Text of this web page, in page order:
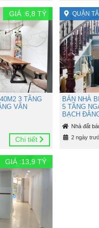
GIÁ :6,8 TỶ
3 TẦNG
VĂN
Chi tiết
QUẬN
BÁN NHÀ
5 TẦNG
BẠCH
Nhà đất
2 ngày
GIÁ :13,9 TỶ